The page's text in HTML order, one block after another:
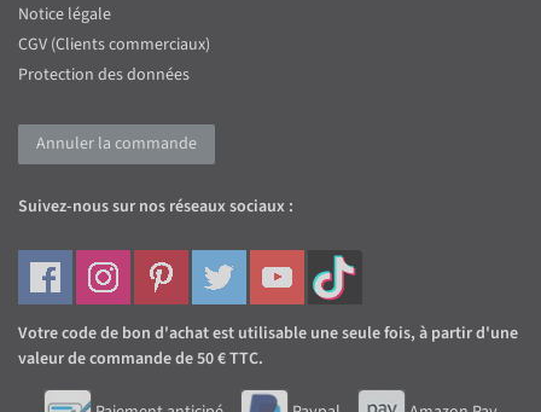
Notice légale
CGV (Clients commerciaux)
Protection des données
Annuler la commande
Suivez-nous sur nos réseaux sociaux :
Votre code de bon d'achat est utilisable une seule fois, à partir d'une
valeur de commande de 50 € TTC.